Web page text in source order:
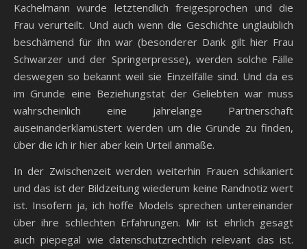
Kachelmann wurde letztendlich freigesprochen und die
Frau verurteilt. Und auch wenn die Geschichte unglaublich
beschämend für ihn war (besonderer Dank gilt hier Frau
Schwarzer und der Springerpresse), werden solche Fälle
deswegen so bekannt weil sie Einzelfälle sind. Und da es
im Grunde eine Beziehungstat der Geliebten war muss
wahrscheinlich eine jahrelange Partnerschaft
auseinanderklamüstert werden um die Gründe zu finden,
über die ich ir hier aber kein Urteil anmaße.
In der Zwischenzeit werden weiterhin Frauen schikaniert
und das ist der Bildzeitung wiederum keine Randnotiz wert
ist. Insofern ja, ich hoffe Models sprechen untereinander
über ihre schlechten Erfahrungen. Mir ist ehrlich gesagt
auch piepegal wie datenschutzrechtlich relevant das ist.